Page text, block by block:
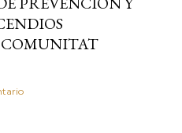
COMUNITAT